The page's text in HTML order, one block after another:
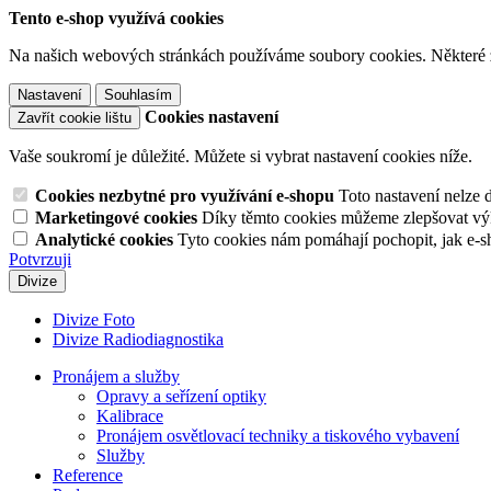
Tento e-shop využívá cookies
Na našich webových stránkách používáme soubory cookies.
Nastavení
Souhlasím
Zavřít cookie lištu
Cookies nastavení
Vaše soukromí je důležité. Můžete si vybrat nastavení cookies níže.
Cookies nezbytné pro využívání e-shopu Toto nastavení nelze
Marketingové cookies Díky těmto cookies můžeme zlepšovat
Analytické cookies Tyto cookies nám pomáhají pochopit, jak e-
Potvrzuji
Divize
Divize Foto
Divize Radiodiagnostika
Pronájem a služby
Opravy a seřízení optiky
Kalibrace
Pronájem osvětlovací techniky a tiskového vybavení
Služby
Reference